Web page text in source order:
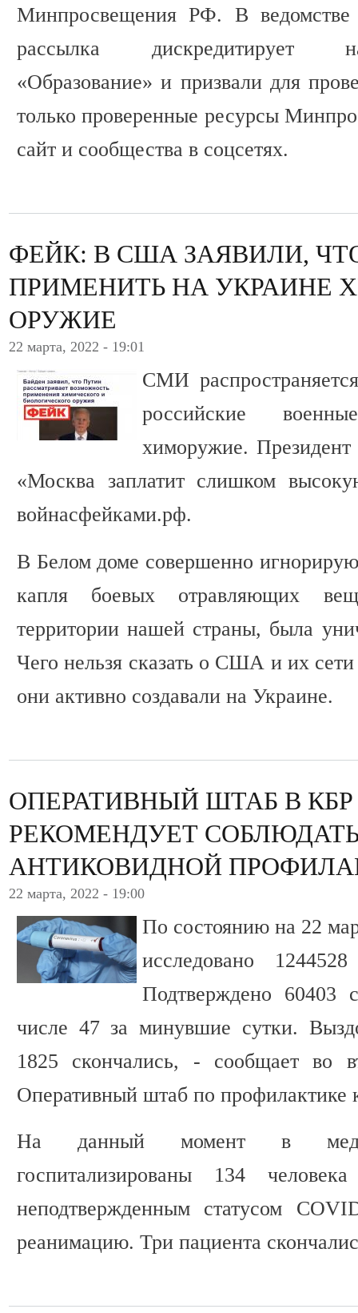
Минпросвещения РФ. В ведомстве
рассылка дискредитирует
«Образование» и призвали для
только проверенные ресурсы
сайт и сообщества в соцсетях.
ФЕЙК: В США ЗАЯВИЛИ,
ПРИМЕНИТЬ НА УКРАИНЕ
ОРУЖИЕ
22 марта, 2022 - 19:01
СМИ
российские
химоружие.
«Москва заплатит слишком
войнасфейками.рф.
В Белом доме совершенно
капля боевых отравляющих
территории нашей страны, была
Чего нельзя сказать о США и их
они активно создавали на Украине.
ОПЕРАТИВНЫЙ ШТАБ В
РЕКОМЕНДУЕТ
АНТИКОВИДНОЙ
22 марта, 2022 - 19:00
По состоянию на 22
исследовано
Подтверждено 60403
числе 47 за минувшие сутки.
1825 скончались, - сообщает во
Оперативный штаб по профилактике
На данный момент в
госпитализированы 134
неподтвержденным статусом
реанимацию. Три пациента